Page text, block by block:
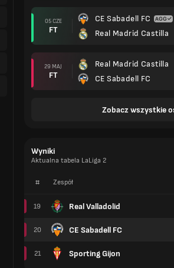
05 CZE
FT
CE Sabadell FC
Real Madrid Castilla
29 MAJ
FT
Real Madrid Castilla
CE Sabadell FC
Zobacz wszystkie
Wyniki
Aktualna tabela LaLiga 2
# Zespół
19 Real Valladolid
20 CE Sabadell FC
21 Sporting Gijon